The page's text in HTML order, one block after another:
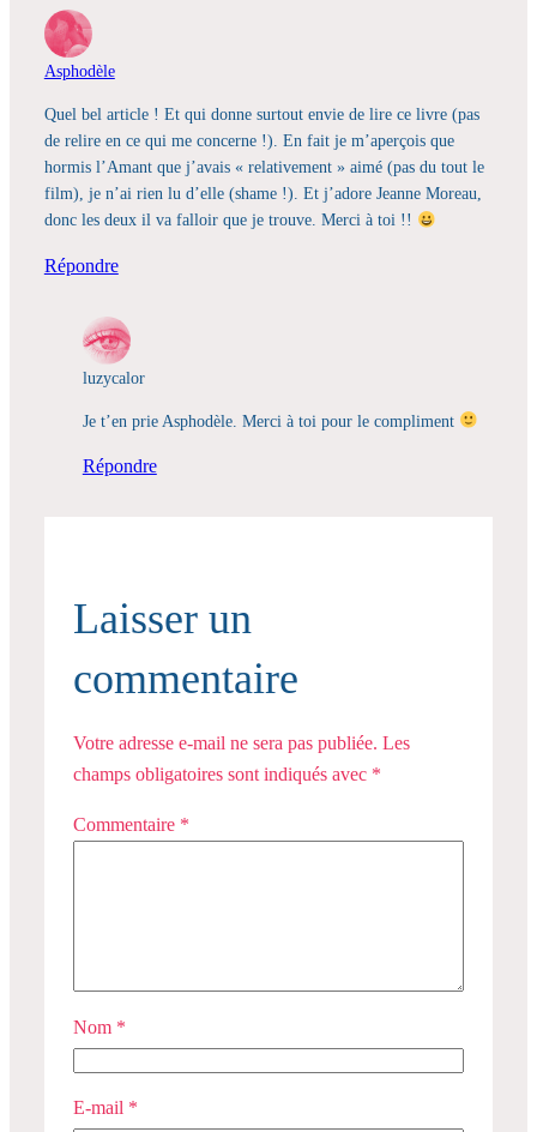
Asphodèle
Quel bel article ! Et qui donne surtout envie de lire ce livre (pas
de relire en ce qui me concerne !). En fait je m’aperçois que
hormis l’Amant que j’avais « relativement » aimé (pas du tout le
film), je n’ai rien lu d’elle (shame !). Et j’adore Jeanne Moreau,
donc les deux il va falloir que je trouve. Merci à toi !!
Répondre
luzycalor
Je t’en prie Asphodèle. Merci à toi pour le compliment
Répondre
Laisser un
commentaire
Votre adresse e-mail ne sera pas publiée. Les
champs obligatoires sont indiqués avec *
Commentaire *
Nom *
E-mail *